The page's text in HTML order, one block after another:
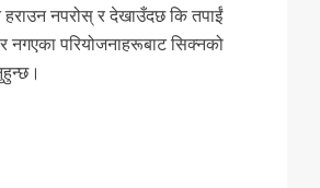
हराउन नपरोस् र देखाउँदछ कि तपाईं
नगएका परियोजनाहरूबाट सिक्नको